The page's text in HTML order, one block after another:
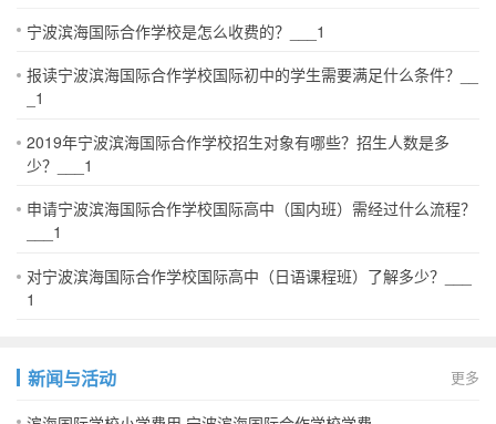
宁波滨海国际合作学校是怎么收费的？___1
报读宁波滨海国际合作学校国际初中的学生需要满足什么条件？__
_1
2019年宁波滨海国际合作学校招生对象有哪些？招生人数是多
少？___1
申请宁波滨海国际合作学校国际高中（国内班）需经过什么流程？
___1
对宁波滨海国际合作学校国际高中（日语课程班）了解多少？___
1
新闻与活动 更多